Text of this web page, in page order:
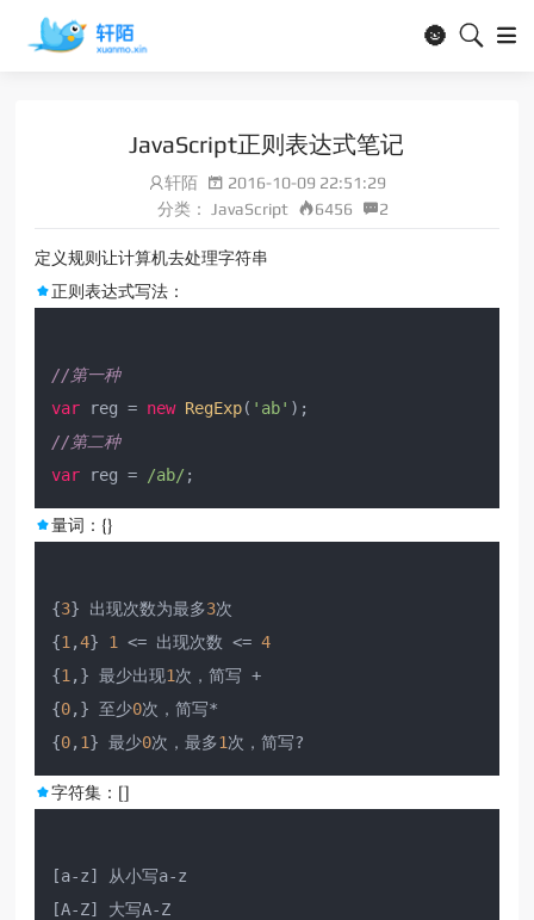
🌚
JavaScript正则表达式笔记
轩陌
2016-10-09 22:51:29
分类：
JavaScript 6456 2
定义规则让计算机去处理字符串
正则表达式写法：
//第一种
var reg = new RegExp( 'ab'
//第二种
var reg = /ab/
量词：{}
{3} 出现次数为最多3次
{1 ,4} 1 <= 出现次数 <= 4
{1 ,} 最少出现1次，简写 +
{0,} 至少0次，简写*
{0, 1} 最少0次，最多1
字符集：[]
[a-z] 从小写a-z
[A-Z] 大写A-Z